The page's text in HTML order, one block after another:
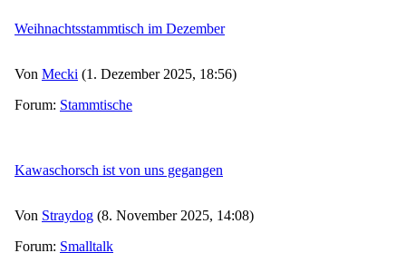
Weihnachtsstammtisch im Dezember
Von Mecki (1. Dezember 2025, 18:56)
Forum: Stammtische
Kawaschorsch ist von uns gegangen
Von Straydog (8. November 2025, 14:08)
Forum: Smalltalk